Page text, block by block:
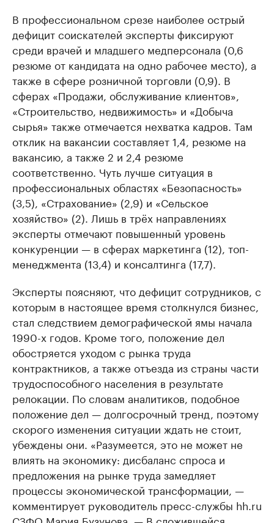
В профессиональном срезе наиболее острый
дефицит соискателей эксперты фиксируют
среди врачей и младшего медперсонала (0,6
резюме от кандидата на одно рабочее место), а
также в сфере розничной торговли (0,9). В
сферах «Продажи, обслуживание клиентов»,
«Строительство, недвижимость» и «Добыча
сырья» также отмечается нехватка кадров. Там
отклик на вакансии составляет 1,4, резюме на
вакансию, а также 2 и 2,4 резюме
соответственно. Чуть лучше ситуация в
профессиональных областях «Безопасность»
(3,5), «Страхование» (2,9) и «Сельское
хозяйство» (2). Лишь в трёх направлениях
эксперты отмечают повышенный уровень
конкуренции — в сферах маркетинга (12), топ-
менеджмента (13,4) и консалтинга (17,7).
Эксперты поясняют, что дефицит сотрудников, с
которым в настоящее время столкнулся бизнес,
стал следствием демографической ямы начала
1990-х годов. Кроме того, положение дел
обостряется уходом с рынка труда
контрактников, а также отъезда из страны части
трудоспособного населения в результате
релокации. По словам аналитиков, подобное
положение дел — долгосрочный тренд, поэтому
скорого изменения ситуации ждать не стоит,
убеждены они. «Разумеется, это не может не
влиять на экономику: дисбаланс спроса и
предложения на рынке труда замедляет
процессы экономической трансформации, —
комментирует руководитель пресс-службы hh.ru